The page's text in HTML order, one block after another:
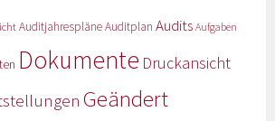
AuditjahrespläneAuditplan Audits Aufgaben
Dokumente Druckansicht
Geändert